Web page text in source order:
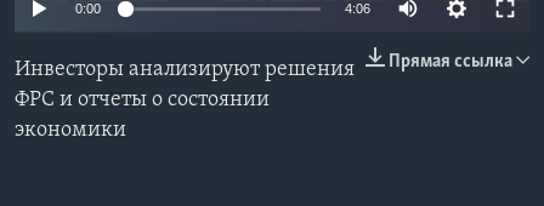
СОЦИАЛЬНЫЕ СЕТИ
0:00 4:06
Прямая ссылка
Инвесторы анализируют решения
ФРС и отчеты о состоянии
экономики